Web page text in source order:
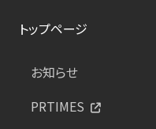
トップページ
お知らせ
PRTIMES